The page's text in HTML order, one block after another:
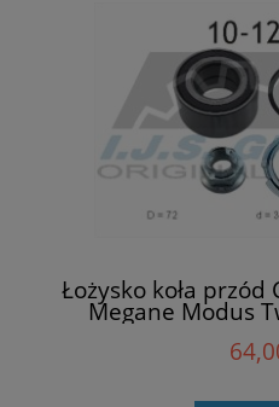
Łożysko koła
Megane Modus